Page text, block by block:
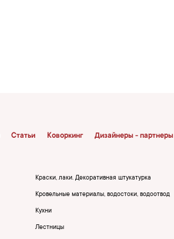
Статьи Коворкинг Дизайнеры - партнеры
Краски, лаки. Декоративная штукатурка
Кровельные материалы, водостоки, водоотвод
Кухни
Лестницы